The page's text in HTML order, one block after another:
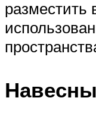
разместить